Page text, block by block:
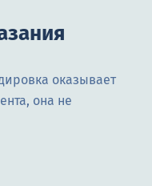
оказывает
она не